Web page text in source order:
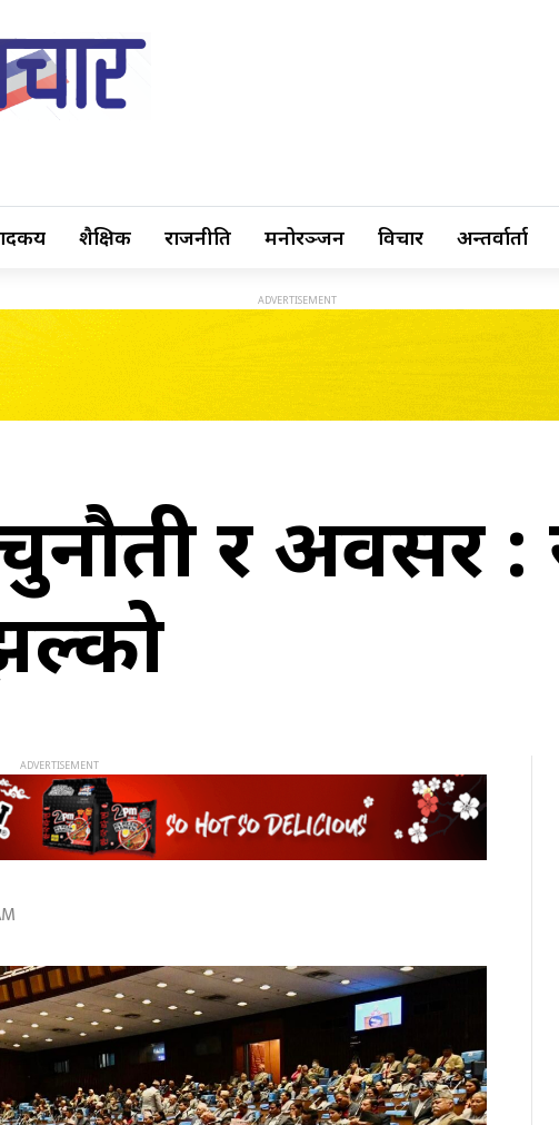
शैक्षिक राजनीति मनोरञ्जन विचार अन्तर्वार्ता
र अवसर :